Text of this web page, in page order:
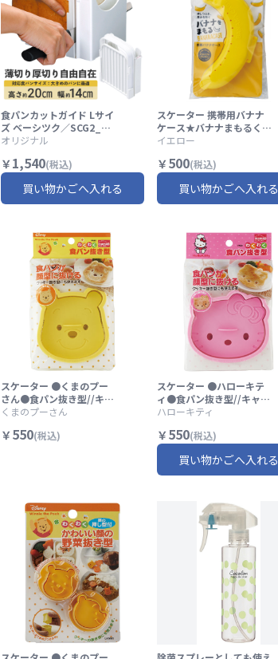
食パンカットガイド Lサイ
ズ ベーシツク／SCG2_49
73307068805
オリジナル
￥ 1,540(税込)
買い物かごへ入れる
スケーター 携帯用バナナ
ケース★バナナまもるくん
★//イエロー 保護 朝ごは
ダイエット 大人 通学 通勤
デザート//
イエロー
￥ 500(税込)
買い物かごへ入れる
スケーター ●くまのプー
さん●食パン抜き型//キャ
ラクターランチ キャラク
やつ 抜き型 デザート 可愛
くまのプーさん
￥ 550(税込)
スケーター ●ハローキテ
ィ●食パン抜き型//キャラ
クターランチ キャラクタ
リオ キティちゃん 抜き型
デザート 可愛い//
ハローキティ
￥ 550(税込)
買い物かごへ入れる